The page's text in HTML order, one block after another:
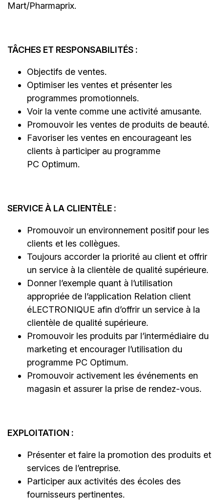
Mart/Pharmaprix.
TÂCHES ET RESPONSABILITÉS :
Objectifs de ventes.
Optimiser les ventes et présenter les
programmes promotionnels.
Voir la vente comme une activité amusante.
Promouvoir les ventes de produits de beauté.
Favoriser les ventes en encourageant les
clients à participer au programme
PC Optimum.
SERVICE À LA CLIENTÈLE :
Promouvoir un environnement positif pour les
clients et les collègues.
Toujours accorder la priorité au client et offrir
un service à la clientèle de qualité supérieure.
Donner l’exemple quant à l’utilisation
appropriée de l’application Relation client
éLECTRONIQUE afin d’offrir un service à la
clientèle de qualité supérieure.
Promouvoir les produits par l’intermédiaire du
marketing et encourager l’utilisation du
programme PC Optimum.
Promouvoir activement les événements en
magasin et assurer la prise de rendez-vous.
EXPLOITATION :
Présenter et faire la promotion des produits et
services de l’entreprise.
Participer aux activités des écoles des
fournisseurs pertinentes.